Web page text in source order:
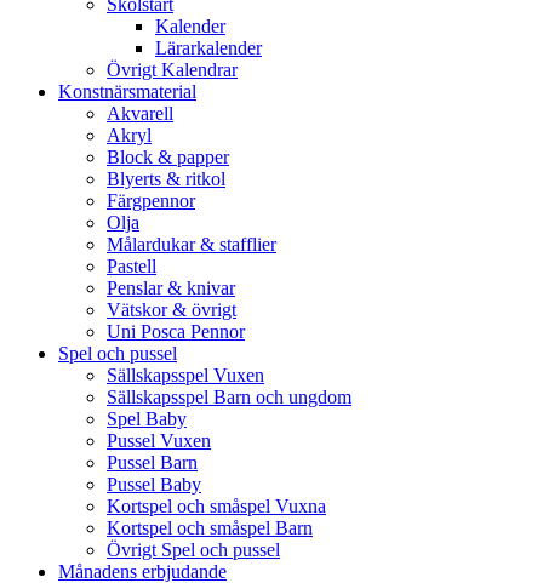
Skolstart
Kalender
Lärarkalender
Övrigt Kalendrar
Konstnärsmaterial
Akvarell
Akryl
Block & papper
Blyerts & ritkol
Färgpennor
Olja
Målardukar & stafflier
Pastell
Penslar & knivar
Vätskor & övrigt
Uni Posca Pennor
Spel och pussel
Sällskapsspel Vuxen
Sällskapsspel Barn och ungdom
Spel Baby
Pussel Vuxen
Pussel Barn
Pussel Baby
Kortspel och småspel Vuxna
Kortspel och småspel Barn
Övrigt Spel och pussel
Månadens erbjudande